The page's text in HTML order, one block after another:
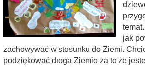
jak
zachowywać w stosunku do Ziemi.
podziękować droga Ziemio za to że